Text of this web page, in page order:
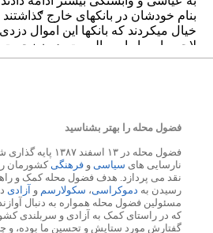
فضول محله را بهتر بشناسید
فضول محله در ۱۳
نارسایی های سیاسی و فرهنگیکشورمان
نقد می پردازد. هدف فضول محله کمک و
رسیدن به دموکراسی، سکولارسم و آزادی
مسئولین فضول محله همواره به دنبال
که در راستای کمک به آزادی و سربلندی
گفتارش مورد ستایش و تحسین ما بوده، و